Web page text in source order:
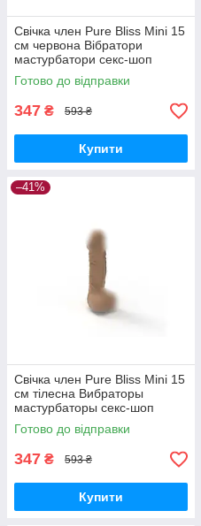
Свічка член Pure Bliss Mini 15
см червона Вібратори
мастурбатори секс-шоп
Готово до відправки
347 ₴ 593 ₴
Купити
–41%
Свічка член Pure Bliss Mini 15
см тілесна Вибраторы
мастурбаторы секс-шоп
Готово до відправки
347 ₴ 593 ₴
Купити